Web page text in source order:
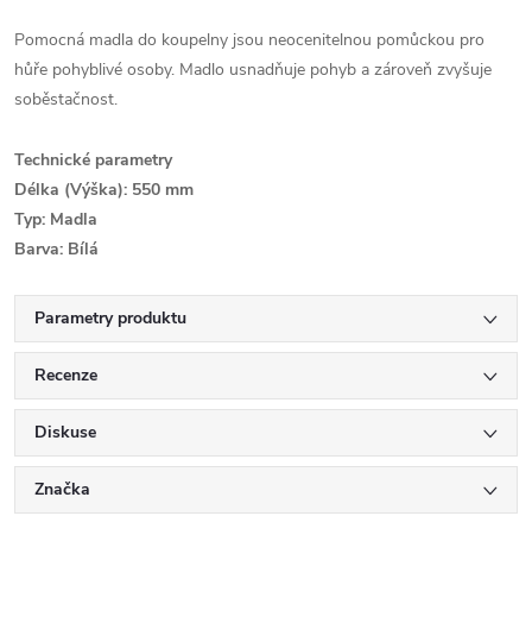
Pomocná madla do koupelny jsou neocenitelnou pomůckou pro
hůře pohyblivé osoby. Madlo usnadňuje pohyb a zároveň zvyšuje
soběstačnost.
Technické parametry
Délka (Výška): 550 mm
Typ: Madla
Barva: Bílá
Parametry produktu
Recenze
Diskuse
Značka